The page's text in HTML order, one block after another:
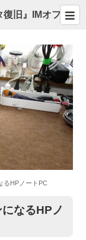
旧』IMオフ
るHPノートPC
なるHPノ